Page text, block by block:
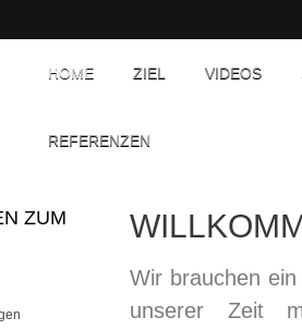
HOME ZIEL VIDEOS
REFERENZEN
Wir brauchen
unserer Zeit
ZUM